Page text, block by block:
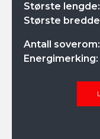
Største lengde:
Største
Antall soverom:
Energimerking: